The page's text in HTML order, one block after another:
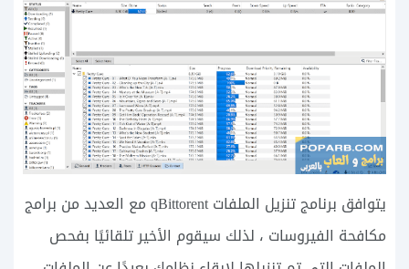
يتوافق برنامج تنزيل الملفات qBittorent مع العديد من برامج
مكافحة الفيروسات ، لذلك سيقوم الأخير تلقائيًا بفحص